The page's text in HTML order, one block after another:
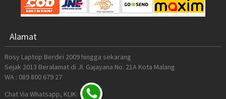
Alamat
Rosy Laptop Berdiri 2009 hingga sekarang
Sejak 2013 Beralamat di Jl. Gajayana No. 21A Kota Malang
WA : 089 800 679 27
Chat Via Whatsapp, KLIK: